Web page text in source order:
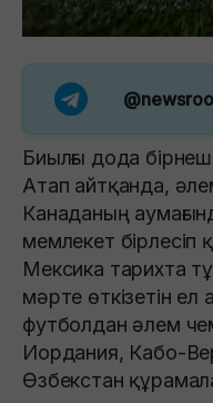
Биылғы дода
Атап айтқанда,
Канаданың
мемлекет
Мексика тарихта
мәрте өткізетін
футболдан әлем
Иордания, Кабо-
Өзбекстан